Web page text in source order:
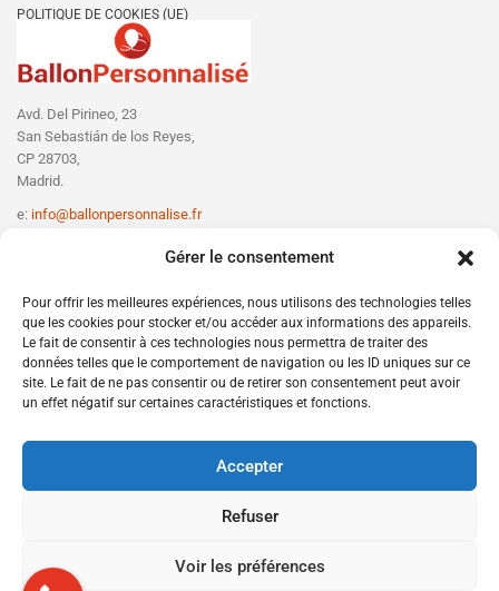
Gérer le consentement
Pour offrir les meilleures expériences, nous utilisons des technologies telles
que les cookies pour stocker et/ou accéder aux informations des appareils.
Le fait de consentir à ces technologies nous permettra de traiter des
données telles que le comportement de navigation ou les ID uniques sur ce
site. Le fait de ne pas consentir ou de retirer son consentement peut avoir
un effet négatif sur certaines caractéristiques et fonctions.
Accepter
Refuser
Voir les préférences
POLITIQUE DE COOKIES (UE)
Avd. Del Pirineo, 23
San Sebastián de los Reyes,
CP 28703,
Madrid.
e: info@ballonpersonnalise.fr